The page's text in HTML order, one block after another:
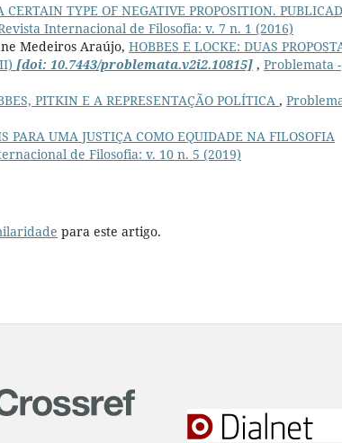
TYPE OF NEGATIVE PROPOSITION.
Internacional de Filosofia: v. 7 n. 1 (2016)
Medeiros Araújo, HOBBES E LOCKE: DUAS
[doi: 10.7443/problemata.v2i2.10815] , Problemata -
PITKIN E A REPRESENTAÇÃO POLÍTICA ,
PARA UMA JUSTIÇA COMO EQUIDADE NA FILOSOFIA
de Filosofia: v. 10 n. 5 (2019)
para este artigo.